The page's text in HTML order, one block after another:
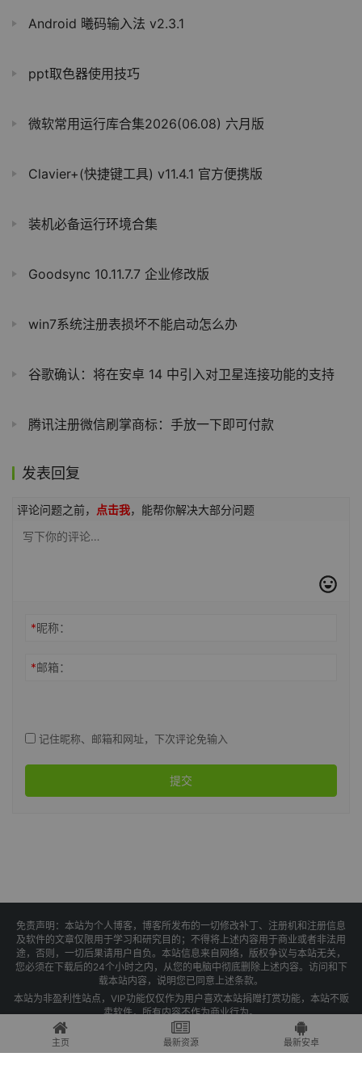
Android 曦码输入法 v2.3.1
ppt取色器使用技巧
微软常用运行库合集2026(06.08) 六月版
Clavier+(快捷键工具) v11.4.1 官方便携版
装机必备运行环境合集
Goodsync 10.11.7.7 企业修改版
win7系统注册表损坏不能启动怎么办
谷歌确认：将在安卓 14 中引入对卫星连接功能的支持
腾讯注册微信刷掌商标：手放一下即可付款
发表回复
评论问题之前， 点击我，能帮你解决大部分问题
*昵称：
*邮箱：
记住昵称、邮箱和网址，下次评论免输入
提交
免责声明：本站为个人博客，博客所发布的一切修改补丁、注册机和注册信息
及软件的文章仅限用于学习和研究目的；不得将上述内容用于商业或者非法用
途，否则，一切后果请用户自负。本站信息来自网络，版权争议与本站无关，
您必须在下载后的24个小时之内，从您的电脑中彻底删除上述内容。访问和下
载本站内容，说明您已同意上述条款。
本站为非盈利性站点，VIP功能仅仅作为用户喜欢本站捐赠打赏功能，本站不贩
卖软件，所有内容不作为商业行为。
Copyright © 2025 果核剥壳 - 琼ICP备2021004479号-1
主页 最新资源 最新安卓